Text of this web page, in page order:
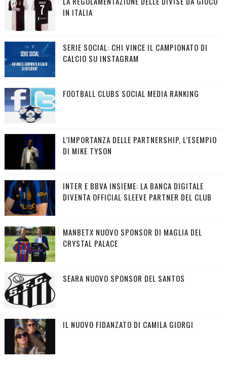
IN ITALIA
SERIE SOCIAL: CHI VINCE IL CAMPIONATO DI
CALCIO SU INSTAGRAM
FOOTBALL CLUBS SOCIAL MEDIA RANKING
L’IMPORTANZA DELLE PARTNERSHIP, L’ESEMPIO
DI MIKE TYSON
INTER E BBVA INSIEME: LA BANCA DIGITALE
DIVENTA OFFICIAL SLEEVE PARTNER DEL CLUB
MANBETX NUOVO SPONSOR DI MAGLIA DEL
CRYSTAL PALACE
SEARA NUOVO SPONSOR DEL SANTOS
IL NUOVO FIDANZATO DI CAMILA GIORGI